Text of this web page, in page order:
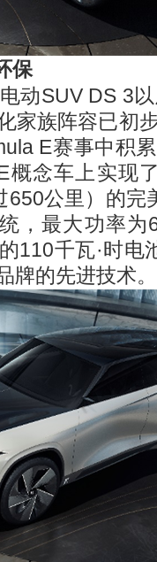
保
SUV DS 3以
家族阵容已初
E赛事中积
概念车上实现
650公里）的完
，最大功率为
110千瓦·时电
牌的先进技术。